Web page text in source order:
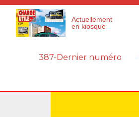
Actuellement
en kiosque
387-Dernier numéro
Panneau de gestion des cookies